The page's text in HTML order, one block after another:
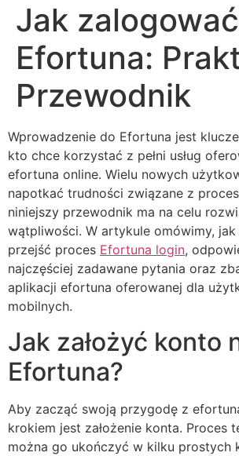
Jak
Efortuna:
Przewodnik
Wprowadzenie do Efortuna jest
kto chce korzystać z pełni usług
efortuna online. Wielu nowych
napotkać trudności związane z
niniejszy przewodnik ma na celu
wątpliwości. W artykule omówimy,
przejść proces Efortuna login,
najczęściej zadawane pytania oraz
aplikacji efortuna oferowanej dla
mobilnych.
Jak założyć konto
Efortuna?
Aby zacząć swoją przygodę z
krokiem jest założenie konta. Proces
można go ukończyć w kilku prostych